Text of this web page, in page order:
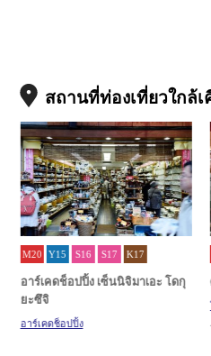
สถานที่ท่องเที่ยวใกล้เ
M20 Y15 S16 S17 K17
อาร์เคดช็อปปิ้ง เซ็นนิจิมาเอะ โดกุ
ยะซึจิ
อาร์เคดช็อปปิ้ง